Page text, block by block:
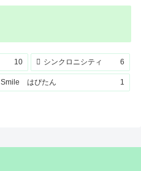
10 シンクロニシティ 6
Smile はぴたん 1